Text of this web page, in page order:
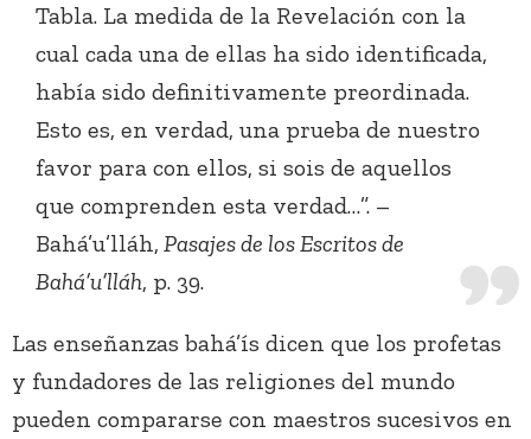
Tabla. La medida de la Revelación con la
cual cada una de ellas ha sido identificada,
había sido definitivamente preordinada.
Esto es, en verdad, una prueba de nuestro
favor para con ellos, si sois de aquellos
que comprenden esta verdad…”. –
Bahá’u’lláh, Pasajes de los Escritos de
Bahá’u’lláh, p. 39.
Las enseñanzas bahá’ís dicen que los profetas
y fundadores de las religiones del mundo
pueden compararse con maestros sucesivos en